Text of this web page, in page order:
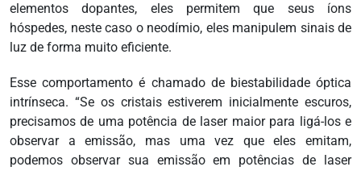
elementos dopantes, eles permitem que seus íons
hóspedes, neste caso o neodímio, eles manipulem sinais de
luz de forma muito eficiente.
Esse comportamento é chamado de biestabilidade óptica
intrínseca. “Se os cristais estiverem inicialmente escuros,
precisamos de uma potência de laser maior para ligá-los e
observar a emissão, mas uma vez que eles emitam,
podemos observar sua emissão em potências de laser